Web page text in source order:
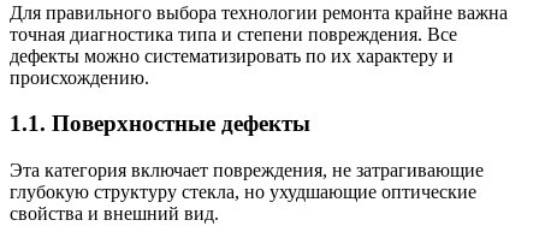
Для правильного выбора технологии ремонта крайне важна
точная диагностика типа и степени повреждения. Все
дефекты можно систематизировать по их характеру и
происхождению.
1.1. Поверхностные дефекты
Эта категория включает повреждения, не затрагивающие
глубокую структуру стекла, но ухудшающие оптические
свойства и внешний вид.